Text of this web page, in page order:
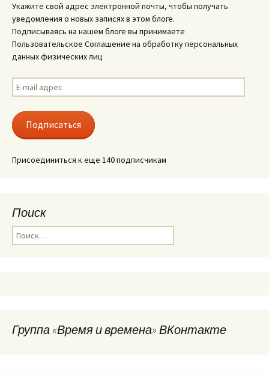
Укажите свой адрес электронной почты, чтобы получать
уведомления о новых записях в этом блоге.
Подписываясь на нашем блоге вы принимаете
Пользовательское Соглашение на обработку персональных
данных физических лиц
E-
mail
Подписаться
Присоединиться к еще 140 подписчикам
Поиск
Найти:
Группа «Время и времена» ВКонтакте